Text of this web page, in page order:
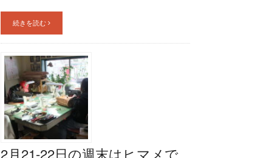
続きを読む
2月21-22日の週末はヒマメで